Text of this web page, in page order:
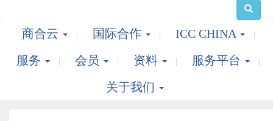
商合云 国际合作
ICC CHINA
服务
会员 资料
服务平台
关于我们